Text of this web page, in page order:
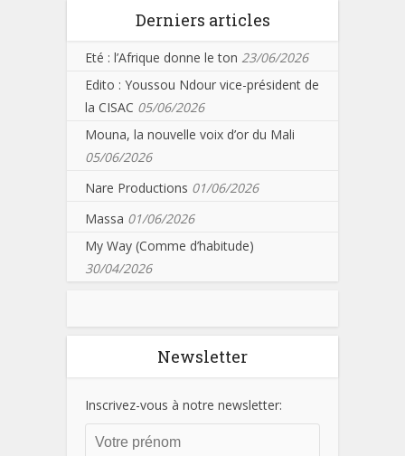
Derniers articles
Eté : l’Afrique donne le ton 23/06/2026
Edito : Youssou Ndour vice-président de
la CISAC 05/06/2026
Mouna, la nouvelle voix d’or du Mali
05/06/2026
Nare Productions 01/06/2026
Massa 01/06/2026
My Way (Comme d’habitude)
30/04/2026
Newsletter
Inscrivez-vous à notre newsletter: